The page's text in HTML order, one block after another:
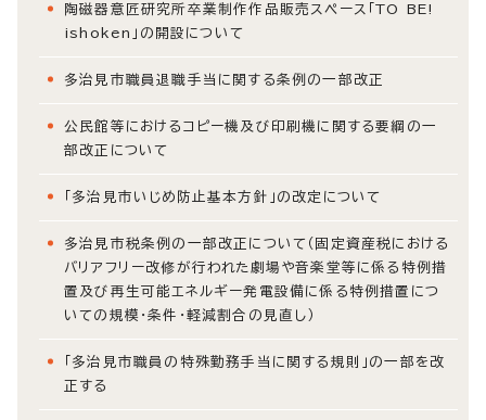
陶磁器意匠研究所卒業制作作品販売スペース「TO BE!
ishoken」の開設について
多治見市職員退職手当に関する条例の一部改正
公民館等におけるコピー機及び印刷機に関する要綱の一
部改正について
「多治見市いじめ防止基本方針」の改定について
多治見市税条例の一部改正について（固定資産税における
バリアフリー改修が行われた劇場や音楽堂等に係る特例措
置及び再生可能エネルギー発電設備に係る特例措置につ
いての規模・条件・軽減割合の見直し）
「多治見市職員の特殊勤務手当に関する規則」の一部を改
正する